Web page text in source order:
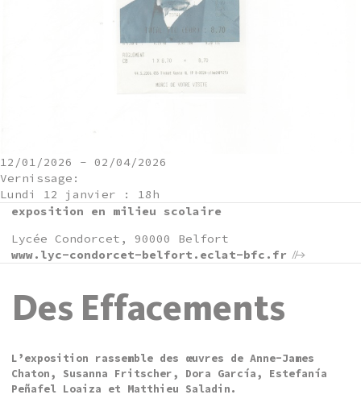
12/01/2026 - 02/04/2026
Vernissage:
Lundi 12 janvier : 18h
exposition en milieu scolaire
Lycée Condorcet, 90000 Belfort
www.lyc-condorcet-belfort.eclat-bfc.fr
Des Effacements
L’exposition rassemble des œuvres de Anne-James
Chaton, Susanna Fritscher, Dora García, Estefanía
Peñafel Loaiza et Matthieu Saladin.